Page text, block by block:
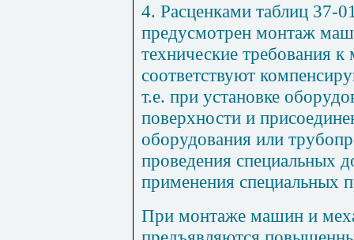
4. Расценками таблиц 37-
предусмотрен монтаж
технические требования
соответствуют
т.е. при установке
поверхности и
оборудования или
проведения специальных
применения специальных
При монтаже машин и